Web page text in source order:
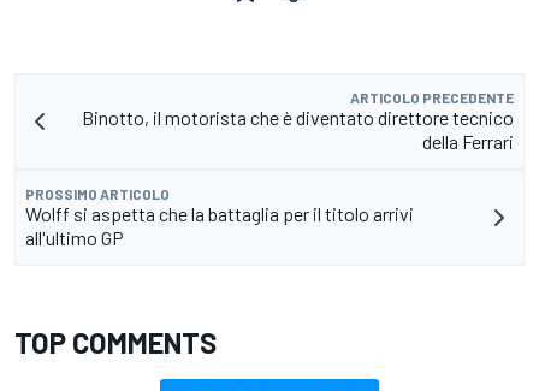
ARTICOLO PRECEDENTE
Binotto, il motorista che è diventato direttore tecnico
della Ferrari
PROSSIMO ARTICOLO
Wolff si aspetta che la battaglia per il titolo arrivi
all'ultimo GP
TOP COMMENTS